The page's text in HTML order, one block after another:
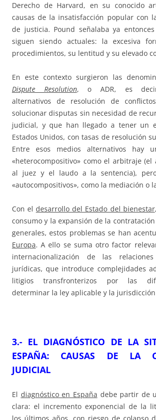
Derecho de Harvard, en su conocido
causas de la insatisfacción popular con
de justicia. Pound señalaba ya
siguen siendo actuales: la excesiva
procedimientos, su lentitud y su elevado
En este contexto surgieron las
Dispute Resolution, o ADR, es decir,
alternativos de resolución de
solucionar disputas sin necesidad de
judicial, y que han llegado a tener un
Estados Unidos, con tasas de resolución
Entre esos medios alternativos hay
«heterocompositivo» como el arbitraje
al juez y el laudo a la sentencia),
«autocompositivos», como la mediación o
Con eldesarrollo del Estado del bienestar
consumo y la expansión de la
generales, estos problemas se han
Europa. A ello se suma otro factor
internacionalización de las
jurídicas, que introduce complejidades
litigios transfronterizos por las
determinar la ley aplicable y la
3.- EL DIAGNÓSTICO DE LA
ESPAÑA: CAUSAS DE LA
JUDICIAL
El diagnóstico en España debe partir de
clara: el incremento exponencial de la